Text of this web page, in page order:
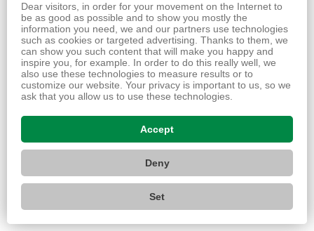
telefonické linky na pomoc seniorům. Nabízí nákupy i
psychologickou pomoc.
Jihočeská města a obce a také humanitární
organizace obnovují po půl roce svoje telefonní linky
na pomoc seniorům. Lidé se na ně mohou obrátit,
pokud se neorientují v současné koronavirové situaci,
potřebují pomoct s nákupem nebo si popovídat
Dear visitors, in order for your movement on the Internet to
be as good as possible and to show you mostly the
information you need, we and our partners use technologies
such as cookies or targeted advertising. Thanks to them, we
can show you such content that will make you happy and
inspire you, for example. In order to do this really well, we
also use these technologies to measure results or to
customize our website. Your privacy is important to us, so we
ask that you allow us to use these technologies.
Accept
Deny
Set